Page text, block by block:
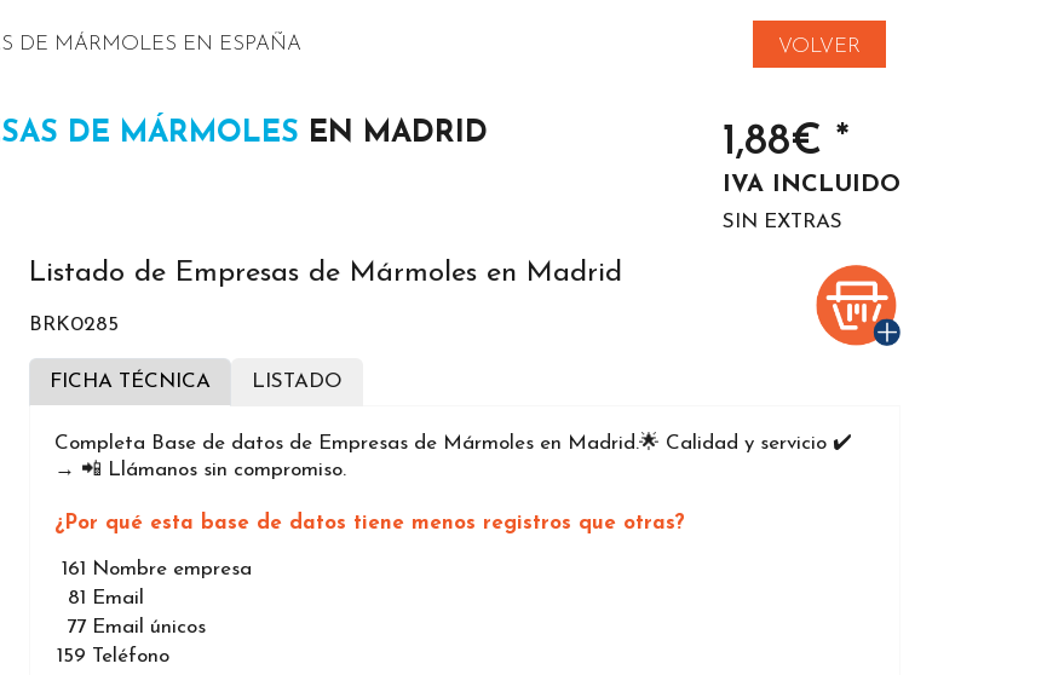
DE MÁRMOLES EN ESPAÑA VOLVER
DE MÁRMOLES EN MADRID 1,88€ *
IVA INCLUIDO
SIN EXTRAS
Listado de Empresas de Mármoles en Madrid
BRK0285
FICHA TÉCNICA LISTADO
Completa Base de datos de Empresas de Mármoles en Madrid.🌟 Calidad y servicio ✔️
→ 📲 Llámanos sin compromiso.
¿Por qué esta base de datos tiene menos registros que otras?
161
Nombre empresa
81
Email
77 Email únicos
159 Teléfono